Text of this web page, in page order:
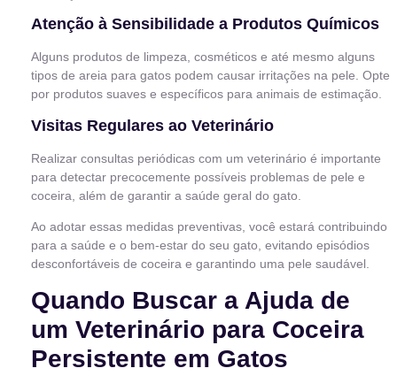
Atenção à Sensibilidade a Produtos Químicos
Alguns produtos de limpeza, cosméticos e até mesmo alguns
tipos de areia para gatos podem causar irritações na pele. Opte
por produtos suaves e específicos para animais de estimação.
Visitas Regulares ao Veterinário
Realizar consultas periódicas com um veterinário é importante
para detectar precocemente possíveis problemas de pele e
coceira, além de garantir a saúde geral do gato.
Ao adotar essas medidas preventivas, você estará contribuindo
para a saúde e o bem-estar do seu gato, evitando episódios
desconfortáveis de coceira e garantindo uma pele saudável.
Quando Buscar a Ajuda de
um Veterinário para Coceira
Persistente em Gatos